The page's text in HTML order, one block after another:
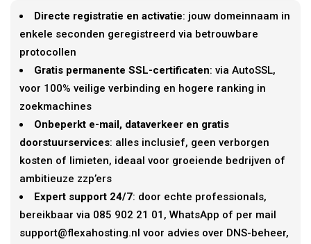
Directe registratie en activatie: jouw domeinnaam in
enkele seconden geregistreerd via betrouwbare
protocollen
Gratis permanente SSL-certificaten: via AutoSSL,
voor 100% veilige verbinding en hogere ranking in
zoekmachines
Onbeperkt e-mail, dataverkeer en gratis
doorstuurservices: alles inclusief, geen verborgen
kosten of limieten, ideaal voor groeiende bedrijven of
ambitieuze zzp’ers
Expert support 24/7: door echte professionals,
bereikbaar via 085 902 21 01, WhatsApp of per mail
support@flexahosting.nl voor advies over DNS-beheer,